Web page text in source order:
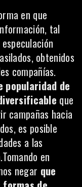
en que
tal
obtenidos
compañías.
de
que
campañas hacia
es posible
a las
en
negar que